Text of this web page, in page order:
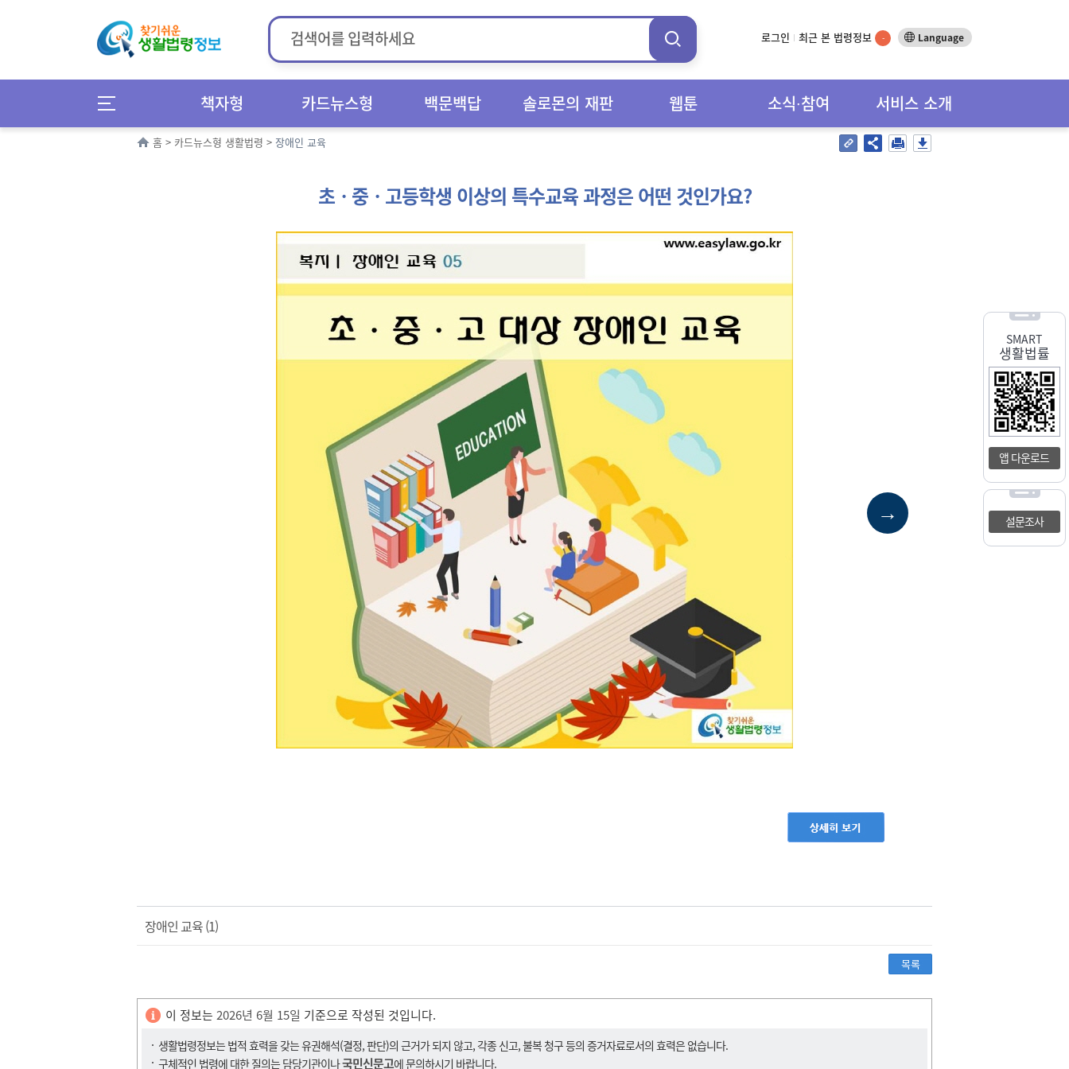
로그인 최근 본 법령정보 - Language
책자형 카드뉴스형 백문백답 솔로몬의 재판 웹툰 소식∙참여 서비스 소개
SMART
생활법률
앱 다운로드
설문조사
홈 > 카드뉴스형 생활법령 > 장애인 교육
초ㆍ중ㆍ고등학생 이상의 특수교육 과정은 어떤 것인가요?
→
장애인 교육 (1)
목록
이 정보는 2026년 6월 15일 기준으로 작성된 것입니다.
생활법령정보는 법적 효력을 갖는 유권해석(결정, 판단)의 근거가 되지 않고, 각종 신고, 불복 청구 등의 증거자료로서의 효력은 없습니다.
구체적인 법령에 대한 질의는 담당기관이나국민신문고에 문의하시기 바랍니다.